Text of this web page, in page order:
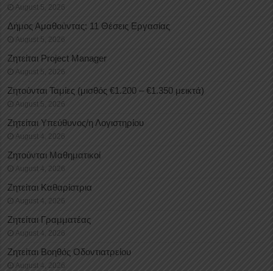
August 5, 2026
Δήμος Αμαθούντας: 11 Θέσεις Εργασίας
August 5, 2026
Ζητείται Project Manager
August 5, 2026
Ζητούνται Ταμίες (μισθός €1.200 – €1.350 μεικτά)
August 5, 2026
Ζητείται Υπεύθυνος/η Λογιστηρίου
August 4, 2026
Ζητούνται Μαθηματικοί
August 4, 2026
Ζητείται Καθαρίστρια
August 4, 2026
Ζητείται Γραμματέας
August 4, 2026
Ζητείται Βοηθός Οδοντιατρείου
August 4, 2026